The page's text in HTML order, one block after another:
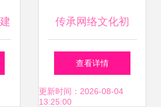
传承网络文化初
心，汇聚清朗守护
合力——2017国家
查看详情
更新时间：2026-08-04
13:25:00